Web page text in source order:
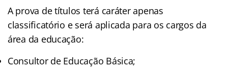
A prova de títulos terá caráter apenas
classificatório e será aplicada para os cargos da
área da educação:
Consultor de Educação Básica;